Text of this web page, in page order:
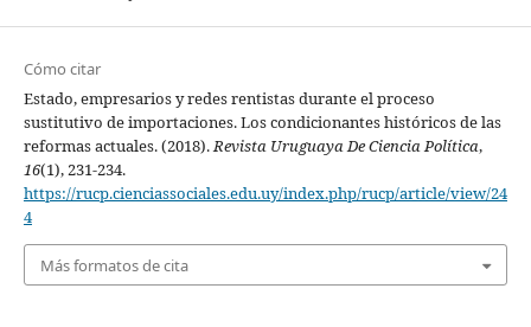
Cómo citar
Estado, empresarios y redes rentistas durante el proceso
sustitutivo de importaciones. Los condicionantes históricos de las
reformas actuales. (2018).Revista Uruguaya De Ciencia Política,
16(1), 231-234.
https://rucp.cienciassociales.edu.uy/index.php/rucp/article/view/24
4
Más formatos de cita